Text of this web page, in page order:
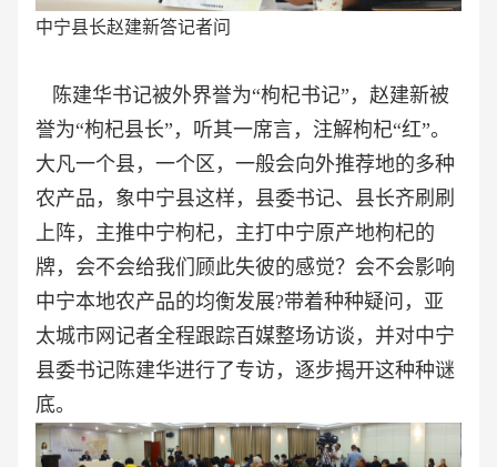
中宁县长赵建新答记者问
陈建华书记被外界誉为“枸杞书记”，赵建新被
誉为“枸杞县长”，听其一席言，注解枸杞“红”。
大凡一个县，一个区，一般会向外推荐地的多种
农产品，象中宁县这样，县委书记、县长齐刷刷
上阵，主推中宁枸杞，主打中宁原产地枸杞的
牌，会不会给我们顾此失彼的感觉？会不会影响
中宁本地农产品的均衡发展?带着种种疑问，亚
太城市网记者全程跟踪百媒整场访谈，并对中宁
县委书记陈建华进行了专访，逐步揭开这种种谜
底。